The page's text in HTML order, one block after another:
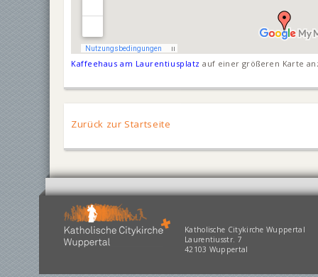
Kaffeehaus am Laurentiusplatz auf einer größeren Karte
Zurück zur Startseite
Katholische Citykirche Wuppertal
Laurentiusstr. 7
42103 Wuppertal